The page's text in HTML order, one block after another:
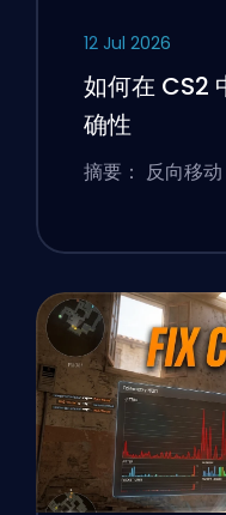
12 Jul 2026
如何在 CS2
确性
摘要： 反向移